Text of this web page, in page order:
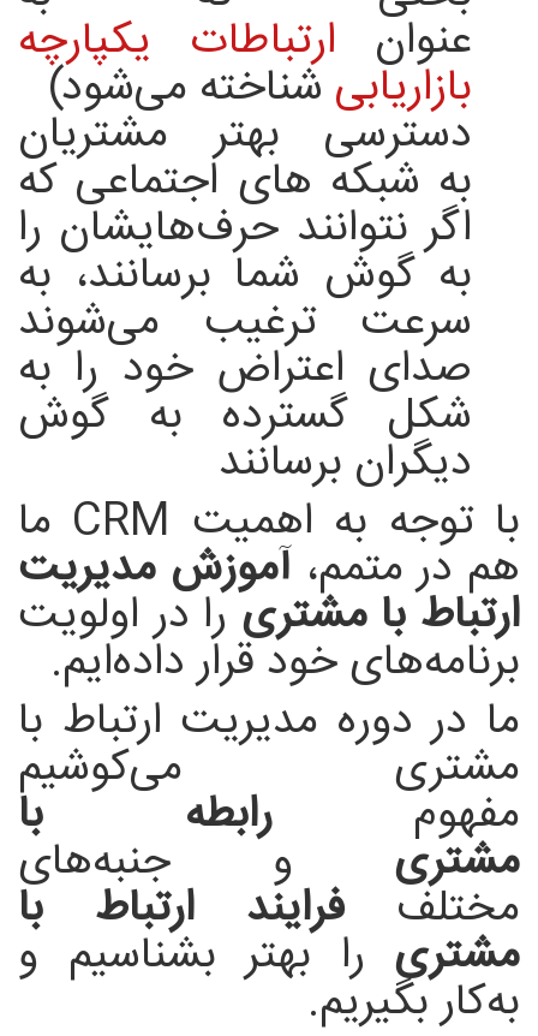
عنوان ارتباطات یکپارچه
بازاریابی شناخته می‌شود)
دسترسی بهتر مشتریان
به شبکه های اجتماعی که
اگر نتوانند حرف‌هایشان را
به گوش شما برسانند، به
سرعت ترغیب می‌شوند
صدای اعتراض خود را به
شکل گسترده به گوش
دیگران برسانند
با توجه به اهمیت CRM ما
هم در متمم،آموزش مدیریت
ارتباط با مشتریرا در اولویت
برنامه‌های خود قرار داده‌ایم.
ما در دوره مدیریت ارتباط با
مشتری می‌کوشیم
مفهومرابطه با
مشتری و جنبه‌های
مختلف فرایند ارتباط با
مشتری را بهتر بشناسیم و
به‌کار بگیریم.